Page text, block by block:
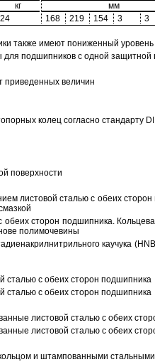
кг мм
24 168 219 154 3 3
также имеют пониженный
подшипников с одной защитной
приведенных величин
колец согласно стандарту
поверхности
листовой сталью с обеих
сторон подшипника.
полимочевины
каучука
сталью с обеих сторон подшипника
сталью с обеих сторон подшипника
листовой сталью с обеих
листовой сталью с обеих
и штампованными